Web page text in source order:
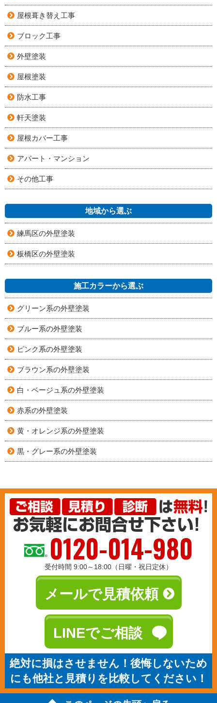
屋根葺き替え工事
ブロック工事
外壁塗装
屋根塗装
防水工事
軒天塗装
屋根カバー工事
アパート・マンション
その他工事
地域から選ぶ
練馬区の外壁塗装
板橋区の外壁塗装
施工カラーから選ぶ
グリーン系の外壁塗装
ブルー系の外壁塗装
ピンク系の外壁塗装
ブラウン系の外壁塗装
白・ベージュ系の外壁塗装
赤系の外壁塗装
黄・オレンジ系の外壁塗装
黒・グレー系の外壁塗装
0120-014-980
受付時間 9:00～18:00（日曜・祝日定休）
メールで見積依頼
LINEでご相談
絶対に損はさせません！後悔しないため
にも他社と見積りを比較してください！